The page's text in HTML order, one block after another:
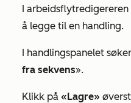
I
å legge til en handling.
I handlingspanelet
fra sekvens».
Klikk på «Lagre»